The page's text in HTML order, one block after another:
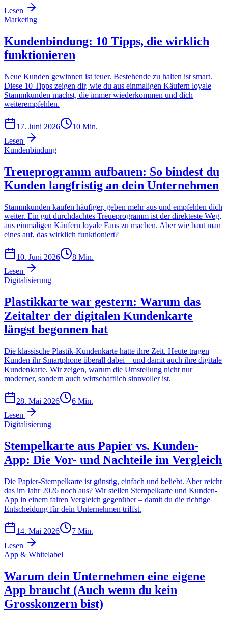
Lesen
Marketing
Kundenbindung: 10 Tipps, die wirklich
funktionieren
Neue Kunden gewinnen ist teuer. Bestehende zu halten ist smart.
Diese 10 Tipps zeigen dir, wie du aus einmaligen Käufern loyale
Stammkunden machst, die immer wiederkommen und dich
weiterempfehlen.
17. Juni 2026 10 Min.
Lesen
Kundenbindung
Treueprogramm aufbauen: So bindest du
Kunden langfristig an dein Unternehmen
Stammkunden kaufen häufiger, geben mehr aus und empfehlen dich
weiter. Ein gut durchdachtes Treueprogramm ist der direkteste Weg,
aus einmaligen Käufern loyale Fans zu machen. Aber wie baut man
eines auf, das wirklich funktioniert?
10. Juni 2026 8 Min.
Lesen
Digitalisierung
Plastikkarte war gestern: Warum das
Zeitalter der digitalen Kundenkarte
längst begonnen hat
Die klassische Plastik-Kundenkarte hatte ihre Zeit. Heute tragen
Kunden ihr Smartphone überall dabei – und damit auch ihre digitale
Kundenkarte. Wir zeigen, warum die Umstellung nicht nur
moderner, sondern auch wirtschaftlich sinnvoller ist.
28. Mai 2026 6 Min.
Lesen
Digitalisierung
Stempelkarte aus Papier vs. Kunden-
App: Die Vor- und Nachteile im Vergleich
Die Papier-Stempelkarte ist günstig, einfach und beliebt. Aber reicht
das im Jahr 2026 noch aus? Wir stellen Stempelkarte und Kunden-
App in einem fairen Vergleich gegenüber – damit du die richtige
Entscheidung für dein Unternehmen triffst.
14. Mai 2026 7 Min.
Lesen
App & Whitelabel
Warum dein Unternehmen eine eigene
App braucht (Auch wenn du kein
Grosskonzern bist)